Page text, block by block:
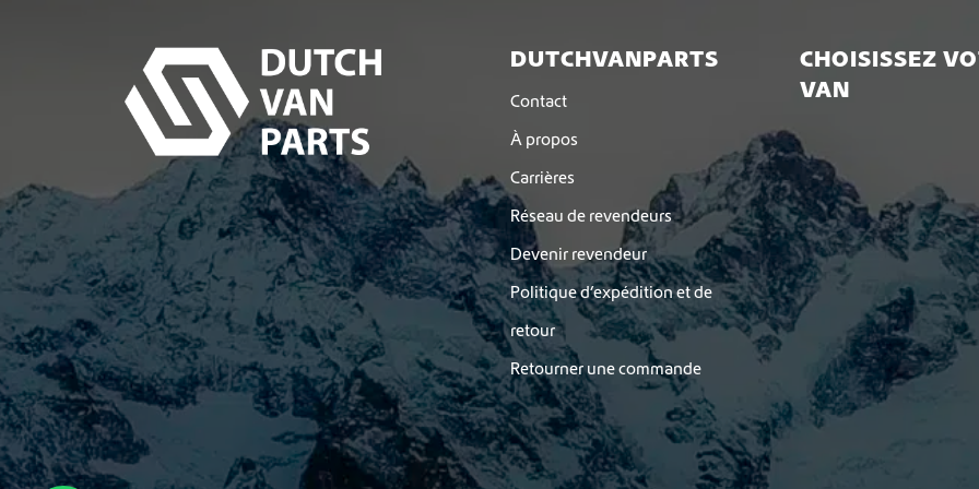
DUTCHVANPARTS
Contact
À propos
Carrières
Réseau de revendeurs
Devenir revendeur
Politique d’expédition et de
retour
Retourner une commande
CHOISISSEZ
VAN